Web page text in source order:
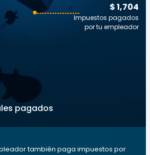
$ 1,704
Impuestos pagados
por tu empleador
pagados
también paga impuestos por